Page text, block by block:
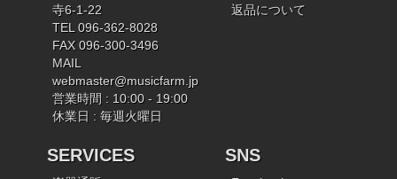
寺6-1-22
TEL 096-362-8028
FAX 096-300-3496
MAIL
webmaster@musicfarm.jp
営業時間 : 10:00 - 19:00
休業日 : 毎週火曜日
返品について
SERVICES SNS